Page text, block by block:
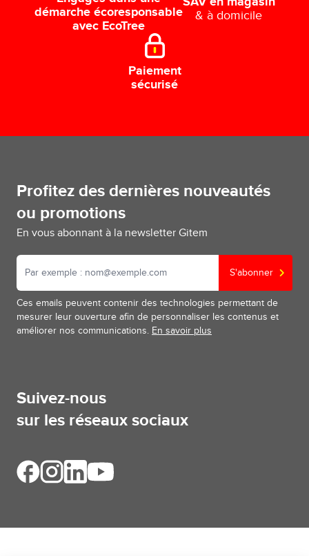
démarche écoresponsable
avec EcoTree
& à domicile
Paiement
sécurisé
Profitez des dernières nouveautés
ou promotions
En vous abonnant à la newsletter Gitem
S'abonner
Ces emails peuvent contenir des technologies permettant de
mesurer leur ouverture afin de personnaliser les contenus et
améliorer nos communications. En savoir plus
Suivez-nous
sur les réseaux sociaux